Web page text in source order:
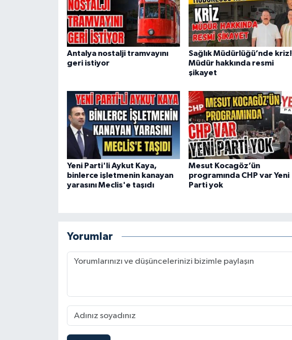
Antalya nostalji tramvayını
geri istiyor
Sağlık Müdürlüğü’nde kriz!
Müdür hakkında resmi
şikayet
Yeni Parti'li Aykut Kaya,
binlerce işletmenin kanayan
yarasını Meclis'e taşıdı
Mesut Kocagöz’ün
programında CHP var Yeni
Parti yok
Yorumlar